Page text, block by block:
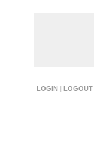
LOGIN | LOGOUT